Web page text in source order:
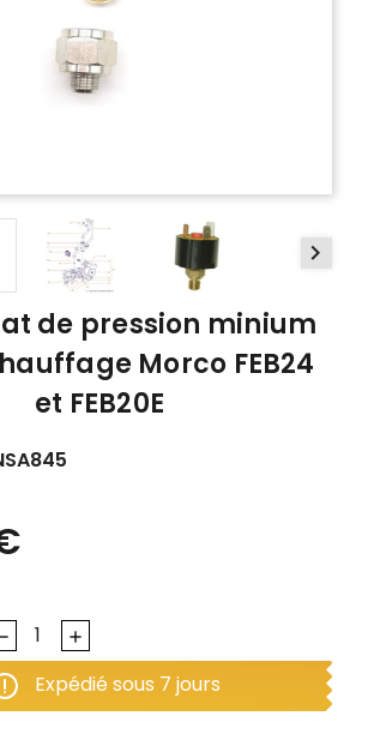

de pression minium
Morco FEB24
et FEB20E
Expédié sous 7 jours